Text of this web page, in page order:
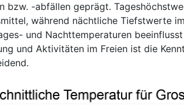
bzw. -abfällen geprägt.
während nächtliche Tiefstwerte
und Nachttemperaturen
und Aktivitäten im Freien ist die